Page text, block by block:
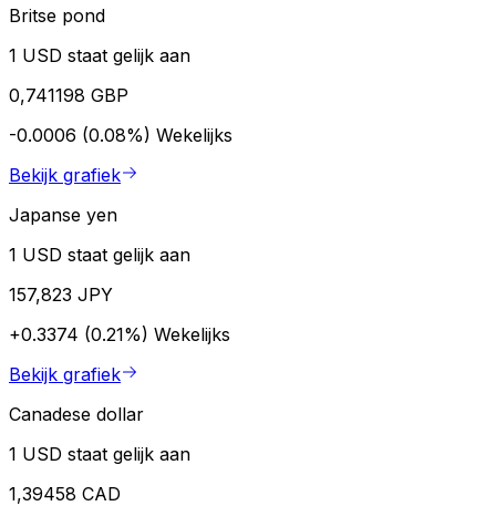
Britse pond
1 USD staat gelijk aan
0,741198 GBP
-0.0006 (0.08%) Wekelijks
Bekijk grafiek
Japanse yen
1 USD staat gelijk aan
157,823 JPY
+0.3374 (0.21%) Wekelijks
Bekijk grafiek
Canadese dollar
1 USD staat gelijk aan
1,39458 CAD